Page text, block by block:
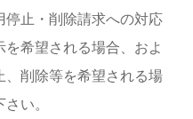
止・削除請求への対応
希望される場合、およ
、削除等を希望される場
い。